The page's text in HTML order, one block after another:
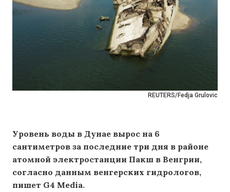
REUTERS/Fedja Grulovic
Уровень воды в Дунае вырос на 6
сантиметров за последние три дня в районе
атомной электростанции Пакш в Венгрии,
согласно данным венгерских гидрологов,
пишет G4 Media.